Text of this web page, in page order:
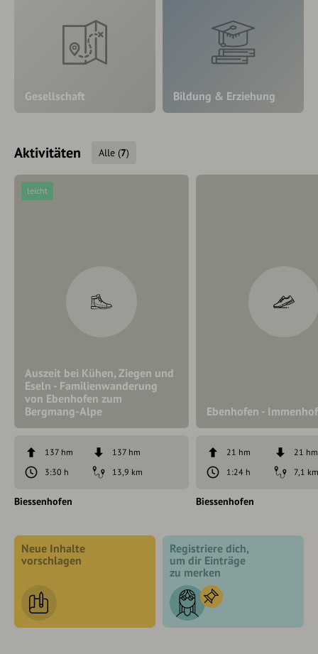
Gesellschaft Bildung & Erziehung
Aktivitäten Alle (7)
Auszeit bei Kühen, Ziegen und
Eseln - Familienwanderung
von Ebenhofen zum
Bergmang-Alpe
leicht
137 hm
137 hm
3:30 h
13,9 km
Biessenhofen
Ebenhofen -
21 hm
21 hm
1:24 h
7,1
Biessenhofen
Neue Inhalte
vorschlagen
Registriere dich,
um dir Einträge
zu merken